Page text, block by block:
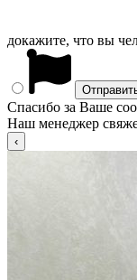
докажите, что вы
Спасибо за Ваше
Наш менеджер